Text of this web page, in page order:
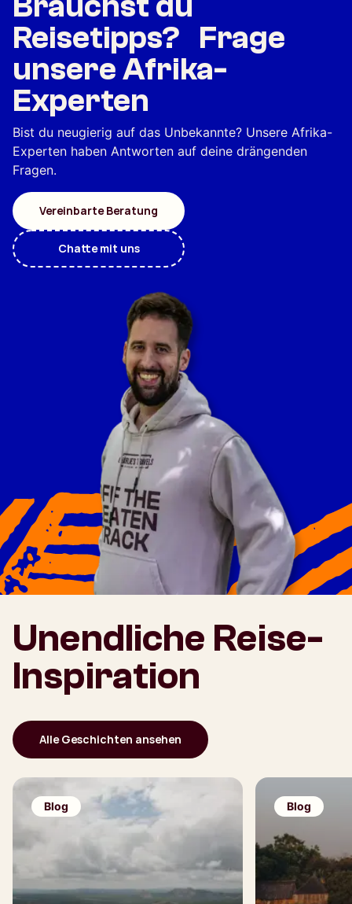
Reisetipps? Frage
unsere Afrika-
Experten
Bist du neugierig auf das Unbekannte? Unsere Afrika-
Experten haben Antworten auf deine drängenden
Fragen.
Vereinbarte Beratung
Chatte mit uns
Unendliche Reise-
Inspiration
Alle Geschichten ansehen
Blog Blog